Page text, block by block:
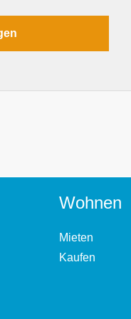
Wohnen
Mieten
Kaufen